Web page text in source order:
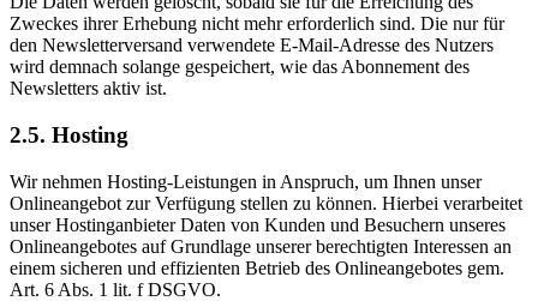
Zweckes ihrer Erhebung nicht mehr erforderlich sind. Die nur für
den Newsletterversand verwendete E-Mail-Adresse des Nutzers
wird demnach solange gespeichert, wie das Abonnement des
Newsletters aktiv ist.
2.5. Hosting
Wir nehmen Hosting-Leistungen in Anspruch, um Ihnen unser
Onlineangebot zur Verfügung stellen zu können. Hierbei verarbeitet
unser Hostinganbieter Daten von Kunden und Besuchern unseres
Onlineangebotes auf Grundlage unserer berechtigten Interessen an
einem sicheren und effizienten Betrieb des Onlineangebotes gem.
Art. 6 Abs. 1 lit. f DSGVO.